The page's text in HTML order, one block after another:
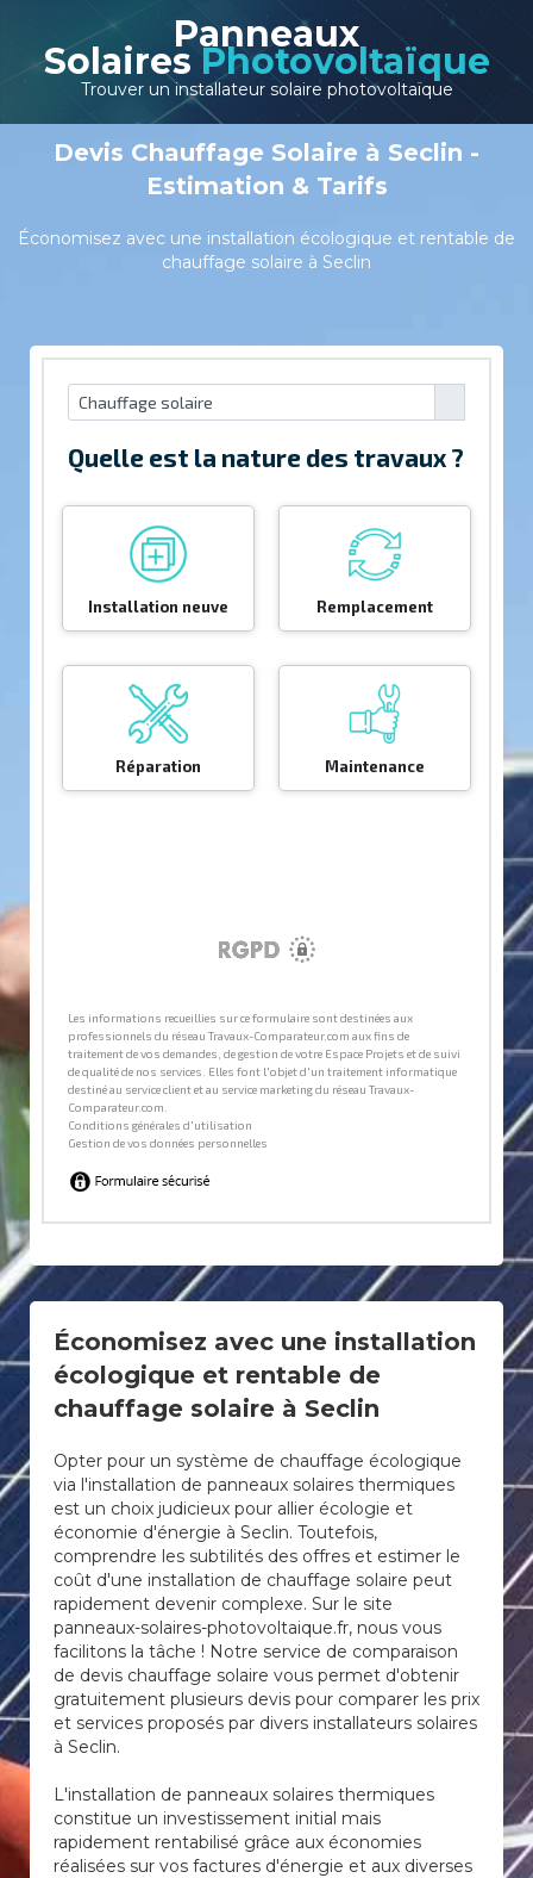
Panneaux
Solaires Photovoltaïque
Trouver un installateur solaire photovoltaïque
Devis Chauffage Solaire à Seclin -
Estimation & Tarifs
Économisez avec une installation écologique et rentable de
chauffage solaire à Seclin
Économisez avec une installation
écologique et rentable de
chauffage solaire à Seclin
Opter pour un système de chauffage écologique
via l'installation de panneaux solaires thermiques
est un choix judicieux pour allier écologie et
économie d'énergie à Seclin. Toutefois,
comprendre les subtilités des offres et estimer le
coût d'une installation de chauffage solaire peut
rapidement devenir complexe. Sur le site
panneaux-solaires-photovoltaique.fr, nous vous
facilitons la tâche ! Notre service de comparaison
de devis chauffage solaire vous permet d'obtenir
gratuitement plusieurs devis pour comparer les prix
et services proposés par divers installateurs solaires
à Seclin.
L'installation de panneaux solaires thermiques
constitue un investissement initial mais
rapidement rentabilisé grâce aux économies
réalisées sur vos factures d'énergie et aux diverses